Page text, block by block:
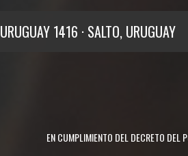
URUGUAY 1416 · SALTO, URUGUAY
EN CUMPLIMIENTO DEL DECRETO DEL